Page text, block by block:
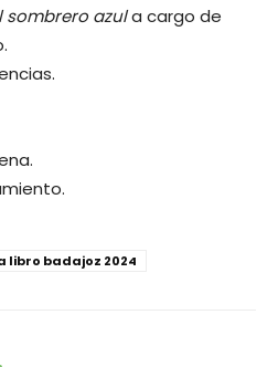
sombrero azula cargo de
libro badajoz 2024